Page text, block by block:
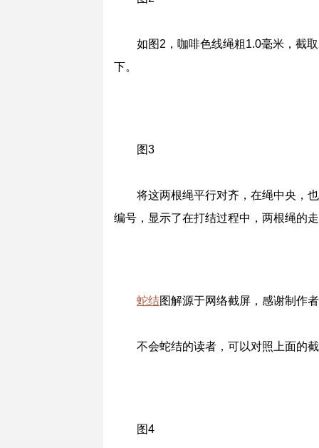
如图2，咖啡色线绳粗1.0毫米，截
下。